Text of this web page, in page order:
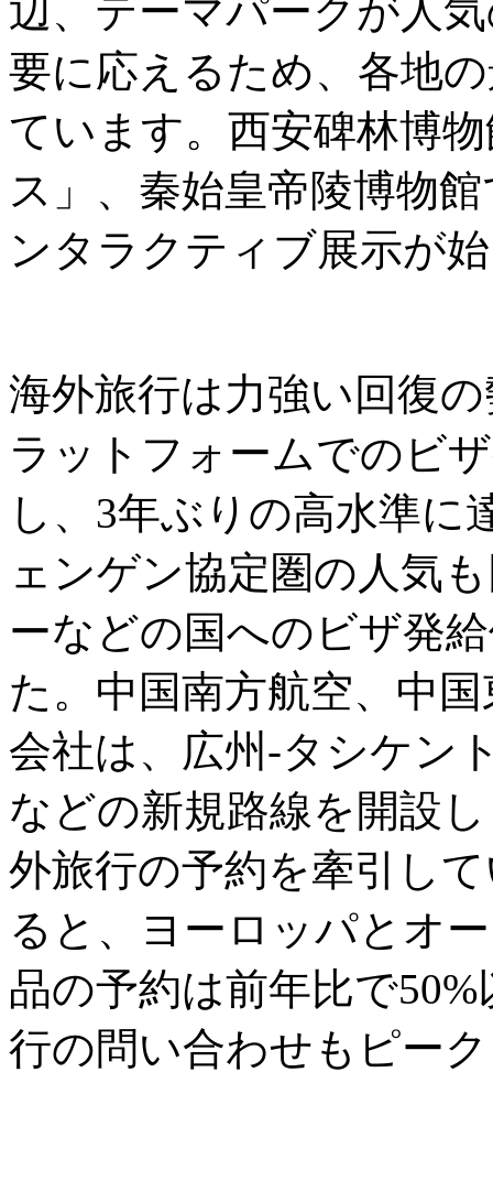
辺、テーマパークが人
要に応えるため、各地
ています。西安碑林博
ス」、秦始皇帝陵博物
ンタラクティブ展示が
海外旅行は力強い回復
ラットフォームでのビ
し、3年ぶりの高水準
ェンゲン協定圏の人気
ーなどの国へのビザ発
た。中国南方航空、中
会社は、広州-タシケン
などの新規路線を開設
外旅行の予約を牽引し
ると、ヨーロッパとオ
品の予約は前年比で
行の問い合わせもピー